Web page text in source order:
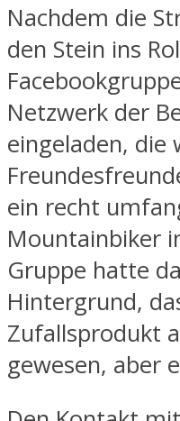
Nachdem die
den Stein ins
Netzwerk der
eingeladen, die
ein recht
Mountainbiker
Gruppe hatte
Hintergrund,
Zufallsprodukt
gewesen, aber